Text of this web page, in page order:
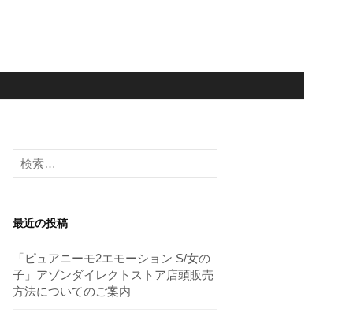
検
索:
最近の投稿
「ピュアニーモ2エモーション S/女の
子」アゾンダイレクトストア店頭販売
方法についてのご案内